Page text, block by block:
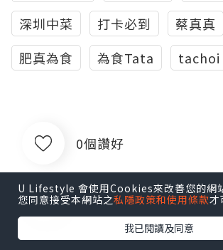
深圳中菜
打卡必到 蔡真真
肥真為食
為食Tata tachoi
0個讚好
收藏
U Lifestyle 會使用Cookies來改善您的網
您同意接受本網站之私隱政策和使用條款才
我已閱讀及同意